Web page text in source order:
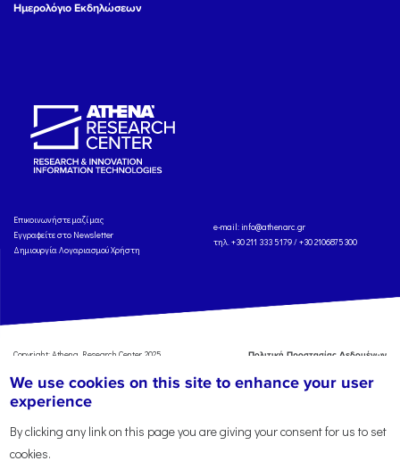
Ημερολόγιο Εκδηλώσεων
Eπικοινωνήστε μαζί μας
Εγγραφείτε στο Newsletter
Δημιουργία Λογαριασμού Χρήστη
e-mail: info@athenarc.gr
τηλ. +30 211 333 5179 / +30 2106875300
Copyright: Athena Research Center, 2025
Πολιτική Προστασίας Δεδομένων
Χρήσης
Αναφορά
We use cookies on this site to enhance your user
experience
By clicking any link on this page you are giving your consent for us to set
cookies.